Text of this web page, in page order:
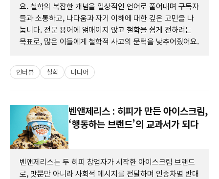
요. 철학의 복잡한 개념을 일상적인 언어로 풀어내며 구독자
들과 소통하고, 나다움과 자기 이해에 대한 깊은 고민을 나
눕니다. 전문 용어에 얽매이지 않고 철학을 쉽게 전하려는
목표로, 많은 이들에게 철학적 사고의 문턱을 낮추어줬어요.
인터뷰 철학 미디어
벤앤제리스 : 히피가 만든 아이스크림,
‘행동하는 브랜드’의 교과서가 되다
벤앤제리스는 두 히피 창업자가 시작한 아이스크림 브랜드
로, 맛뿐만 아니라 사회적 메시지를 전달하며 인종차별 반대